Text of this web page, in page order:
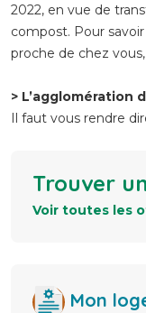
2022, en vue de
compost. Pour
proche de chez vous,
> L’agglomération
Il faut vous rendre
Trouver
Voir toutes les
Mon